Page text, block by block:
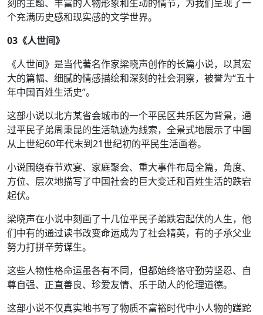
刻的主题、丰富的人物形象和生动的情节，为我们呈现了一
个充满历史感和现实感的文学世界。
03 《人世间》
《人世间》是当代著名作家梁晓声创作的长篇小说，以其宏
大的篇幅、细腻的情感描绘和深刻的社会洞察，被誉为“五十
年中国百姓生活史”。
这部小说以北方某省会城市的一个平民区共乐区为背景，通
过平民子弟周秉昆的生活轨迹为线索，全景式地展示了中国
从上世纪60年代末到21世纪初的平民生活画卷。
小说围绕春节欢宴、家庭聚会、重大事件布局全篇，角度、
方位、层次地描写了中国社会的巨大变迁和百姓生活的跌宕
起伏。
梁晓声在小说中刻画了十几位平民子弟跌宕起伏的人生，他
们中有的通过读书改变命运成为了社会精英，有的子承父业
努力打拼辛劳谋生。
这些人物性格命运虽各有不同，但都始终恪守勤劳坚忍、自
尊自强、正直善良、珍爱友情、乐于助人的伦理道德。
这部小说不仅真实地书写了物质不富裕时代中小人物的蹉跎